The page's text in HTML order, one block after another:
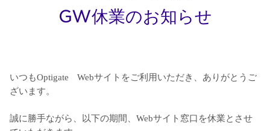
GW休業のお知らせ
いつもOptigate Webサイトをご利用いただき、ありがとうご
ざいます。
誠に勝手ながら、以下の期間、 Webサイト窓口を休業とさせ